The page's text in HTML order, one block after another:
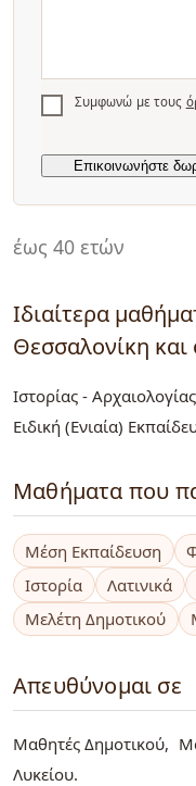
έως 40 ετών
Ιδιαίτερα
Θεσσαλονίκη
Ιστορίας - Αρχαιολογίας
Ειδική (Ενιαία)
Μαθήματα που
Μέση Εκπαίδευση
Ιστορία
Λατινικά
Μελέτη Δημοτικού
Απευθύνομαι σε
Μαθητές Δημοτικού
Λυκείου
Συμφωνώ με τους